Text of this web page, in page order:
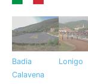
Badia
Calavena
Lonigo